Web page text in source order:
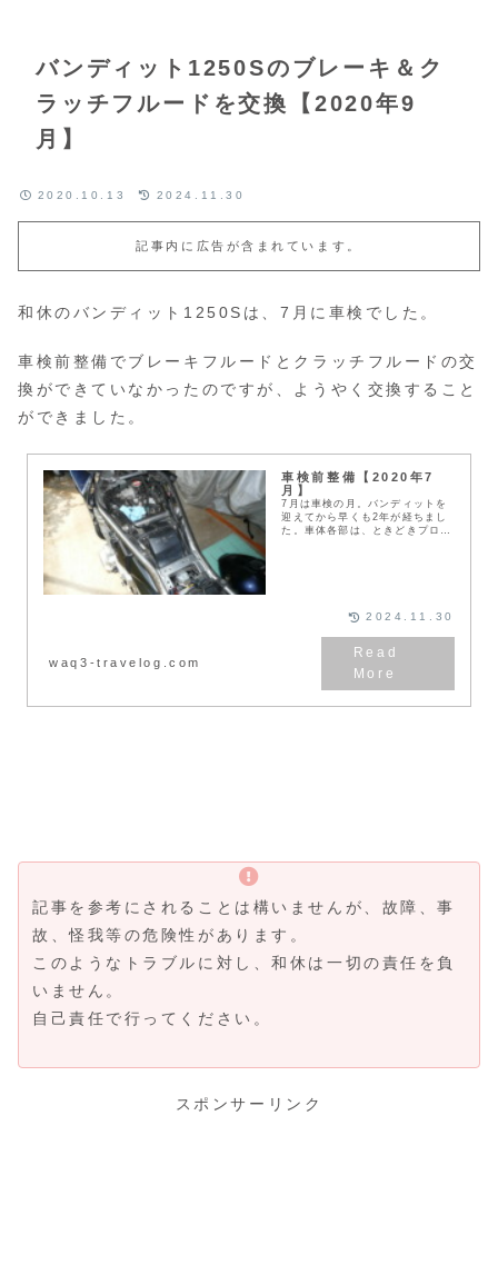
バンディット1250Sのブレーキ＆ク
ラッチフルードを交換【2020年9
月】
2020.10.13 2024.11.30
記事内に広告が含まれています。
和休のバンディット1250Sは、7月に車検でした。
車検前整備でブレーキフルードとクラッチフルードの交
換ができていなかったのですが、ようやく交換すること
ができました。
車検前整備【2020年7
月】
7月は車検の月。バンディットを
迎えてから早くも2年が経ちまし
た。車体各部は、ときどきプロに
waq3-travelog.com
2024.11.30
記事を参考にされることは構いませんが、故障、事
故、怪我等の危険性があります。
このようなトラブルに対し、和休は一切の責任を負
いません。
自己責任で行ってください。
スポンサーリンク